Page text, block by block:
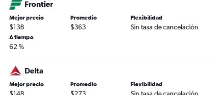
Frontier
Mejor precio
$138
Promedio
$363
Flexibilidad
Sin tasa de cancelación
A tiempo
62 %
Delta
Mejor precio Promedio Flexibilidad